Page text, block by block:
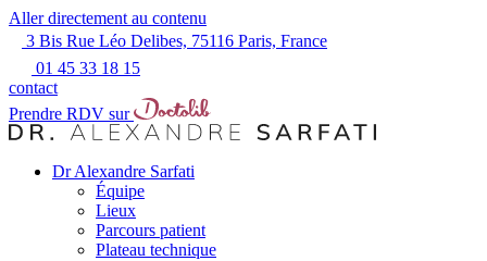
Aller directement au contenu
3 Bis Rue Léo Delibes, 75116 Paris, France
01 45 33 18 15
contact
Prendre RDV sur
Dr Alexandre Sarfati
Équipe
Lieux
Parcours patient
Plateau technique